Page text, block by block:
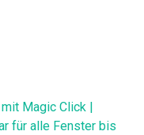
Magic Click |
für alle Fenster bis